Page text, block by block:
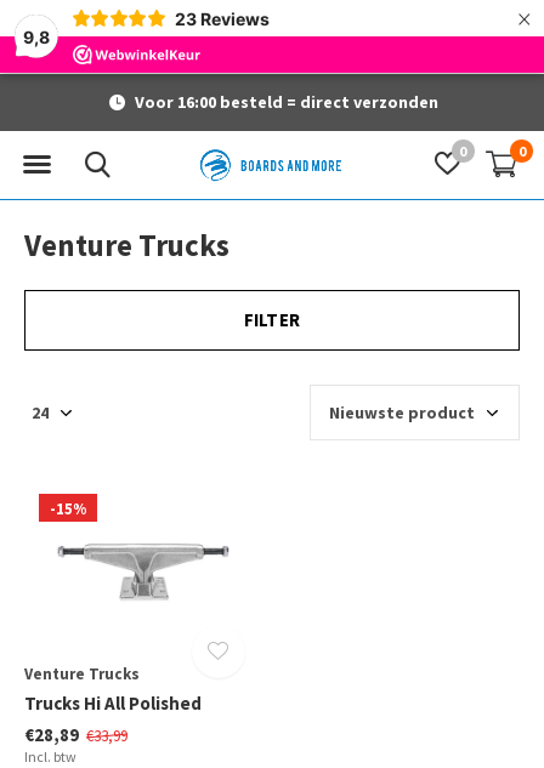
9,8
23 Reviews ×
0 0
Voor 16:00 besteld = direct verzonden
Venture Trucks
FILTER
-15%
Venture Trucks
Trucks Hi All Polished
€28,89 €33,99
Incl. btw